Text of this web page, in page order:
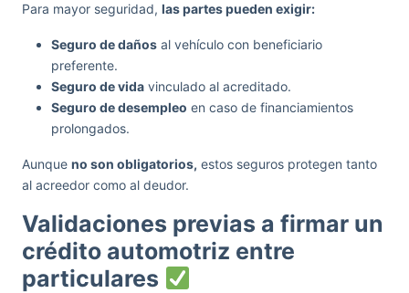
Para mayor seguridad, las partes pueden exigir:
Seguro de daños al vehículo con beneficiario
preferente.
Seguro de vida vinculado al acreditado.
Seguro de desempleo en caso de financiamientos
prolongados.
Aunque no son obligatorios, estos seguros protegen tanto
al acreedor como al deudor.
Validaciones previas a firmar un
crédito automotriz entre
particulares